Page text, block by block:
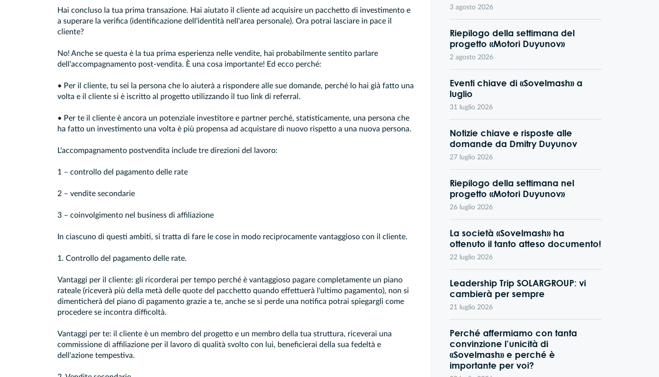
Hai concluso la tua prima transazione. Hai aiutato il cliente ad acquisire un pacchetto di investimento e
a superare la verifica (identificazione dell'identità nell'area personale). Ora potrai lasciare in pace il
cliente?
No! Anche se questa è la tua prima esperienza nelle vendite, hai probabilmente sentito parlare
dell'accompagnamento post-vendita. È una cosa importante! Ed ecco perché:
• Per il cliente, tu sei la persona che lo aiuterà a rispondere alle sue domande, perché lo hai già fatto una
volta e il cliente si è iscritto al progetto utilizzando il tuo link di referral.
• Per te il cliente è ancora un potenziale investitore e partner perché, statisticamente, una persona che
ha fatto un investimento una volta è più propensa ad acquistare di nuovo rispetto a una nuova persona.
L'accompagnamento postvendita include tre direzioni del lavoro:
1 – controllo del pagamento delle rate
2 – vendite secondarie
3 – coinvolgimento nel business di affiliazione
In ciascuno di questi ambiti, si tratta di fare le cose in modo reciprocamente vantaggioso con il cliente.
1. Controllo del pagamento delle rate.
Vantaggi per il cliente: gli ricorderai per tempo perché è vantaggioso pagare completamente un piano
rateale (riceverà più della metà delle quote del pacchetto quando effettuerà l'ultimo pagamento), non si
dimenticherà del piano di pagamento grazie a te, anche se si perde una notifica potrai spiegargli come
procedere se incontra difficoltà.
Vantaggi per te: il cliente è un membro del progetto e un membro della tua struttura, riceverai una
commissione di affiliazione per il lavoro di qualità svolto con lui, beneficierai della sua fedeltà e
dell'azione tempestiva.
3 agosto 2026
Riepilogo della settimana del
progetto «Motori Duyunov»
2 agosto 2026
Eventi chiave di «Sovelmash» a
luglio
31 luglio 2026
Notizie chiave e risposte alle
domande da Dmitry Duyunov
27 luglio 2026
Riepilogo della settimana nel
progetto «Motori Duyunov»
26 luglio 2026
La società «Sovelmash» ha
ottenuto il tanto atteso documento!
22 luglio 2026
Leadership Trip SOLARGROUP: vi
cambierà per sempre
21 luglio 2026
Perché affermiamo con tanta
convinzione l’unicità di
«Sovelmash» e perché è
importante per voi?